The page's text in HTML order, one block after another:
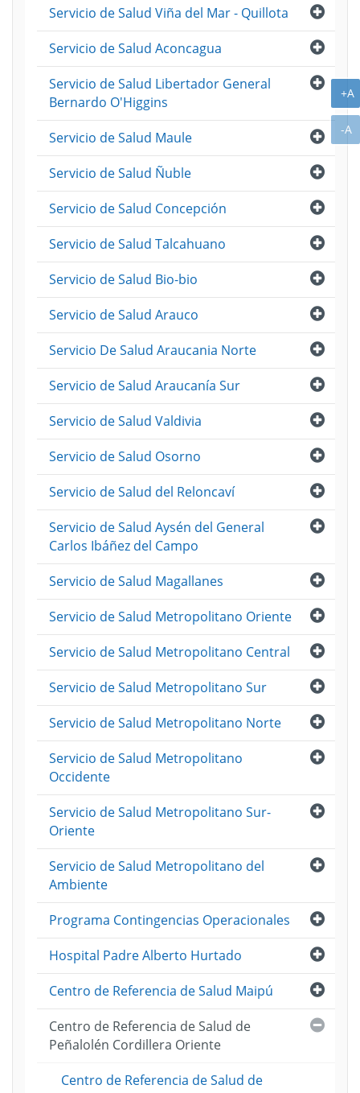
Abrir
Servicio de Salud Viña del Mar - Quillota
Abrir
Servicio de Salud Aconcagua
Abrir
Servicio de Salud Libertador General
Bernardo O'Higgins
Abrir
Servicio de Salud Maule
Abrir
Servicio de Salud Ñuble
Abrir
Servicio de Salud Concepción
Abrir
Servicio de Salud Talcahuano
Abrir
Servicio de Salud Bio-bio
Abrir
Servicio de Salud Arauco
Abrir
Servicio De Salud Araucania Norte
Abrir
Servicio de Salud Araucanía Sur
Abrir
Servicio de Salud Valdivia
Abrir
Servicio de Salud Osorno
Abrir
Servicio de Salud del Reloncaví
Abrir
Servicio de Salud Aysén del General
Carlos Ibáñez del Campo
Abrir
Servicio de Salud Magallanes
Abrir
Servicio de Salud Metropolitano Oriente
Abrir
Servicio de Salud Metropolitano Central
Abrir
Servicio de Salud Metropolitano Sur
Abrir
Servicio de Salud Metropolitano Norte
Abrir
Servicio de Salud Metropolitano
Occidente
Abrir
Servicio de Salud Metropolitano Sur-
Oriente
Abrir
Servicio de Salud Metropolitano del
Ambiente
Abrir
Programa Contingencias Operacionales
Abrir
Hospital Padre Alberto Hurtado
Abrir
Centro de Referencia de Salud Maipú
Centro de Referencia de Salud de
Peñalolén Cordillera Oriente
Centro de Referencia de Salud de
+A
-A